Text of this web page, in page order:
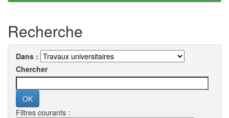
Recherche
Dans :
Chercher
Filtres courants :